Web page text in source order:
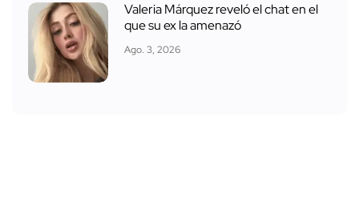
Valeria Márquez reveló el chat en el
que su ex la amenazó
Ago. 3, 2026